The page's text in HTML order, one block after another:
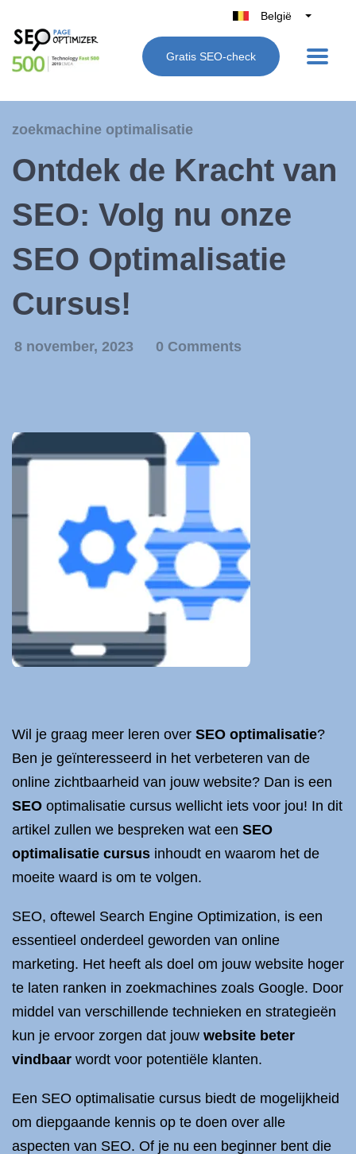
België
Belgique
Nederland
España
Gratis SEO-check
zoekmachine optimalisatie
Ontdek de Kracht van
SEO: Volg nu onze
SEO Optimalisatie
Cursus!
8 november, 2023 0 Comments
Wil je graag meer leren over SEO optimalisatie?
Ben je geïnteresseerd in het verbeteren van de
online zichtbaarheid van jouw website? Dan is een
SEO optimalisatie cursus wellicht iets voor jou! In dit
artikel zullen we bespreken wat een SEO
optimalisatie cursus inhoudt en waarom het de
moeite waard is om te volgen.
SEO, oftewel Search Engine Optimization, is een
essentieel onderdeel geworden van online
marketing. Het heeft als doel om jouw website hoger
te laten ranken in zoekmachines zoals Google. Door
middel van verschillende technieken en strategieën
kun je ervoor zorgen dat jouw website beter
vindbaar wordt voor potentiële klanten.
Een SEO optimalisatie cursus biedt de mogelijkheid
om diepgaande kennis op te doen over alle
aspecten van SEO. Of je nu een beginner bent die